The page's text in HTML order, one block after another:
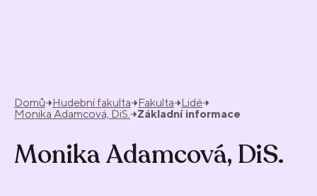
Domů Hudební fakulta Fakulta
Lidé
Monika Adamcová, DiS.
Základní informace
Monika Adamcová, DiS.